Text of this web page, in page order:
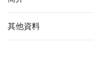
其他資料